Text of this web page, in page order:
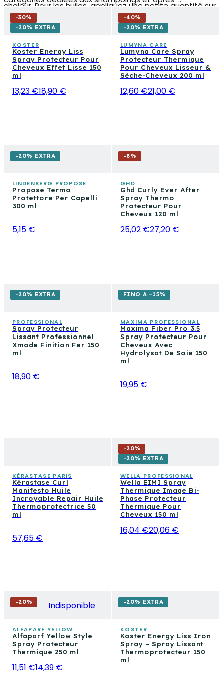
chaleur. Pour les huiles, appliquez une petite quantité sur
les longueurs, en évitant les racines pour ne pas alourdir.
shampoings pour cheveux endommagés, aux masques
restructurants et aux sérums pour les pointes pour
et arrive au coiffage. Si vous recherchez des produits
pour la définition des boucles, la section mousses et
crèmes coiffantes peut également compléter votre
routine beauté.
-30%
-20% EXTRA
KOSTER
Koster Energy Liss
Spray Protecteur Pour
Cheveux Effet Lisse 150
ml
13,23 €18,90 €
-40%
-20% EXTRA
LUMYNA CARE
Lumyna Care Spray
Protecteur Thermique
Pour Cheveux Lisseur &
Sèche-Cheveux 200 ml
12,60 €21,00 €
-20% EXTRA
LINDENBERG PROPOSE
Propose Termo
Protettore Per Capelli
300 ml
5,15 €
-8%
GHD
Ghd Curly Ever After
Spray Thermo
Protecteur Pour
Cheveux 120 ml
25,02 €27,20 €
-20% EXTRA
PROFESSIONAL
Spray Protecteur
Lissant Professionnel
Xmode Finition Fer 150
ml
18,90 €
FINO A −15%
MAXIMA PROFESSIONAL
Maxima Fiber Pro 3.5
Spray Protecteur Pour
Cheveux Avec
Hydrolysat De Soie 150
ml
19,95 €
KÉRASTASE PARIS
Kérastase Curl
Manifesto Huile
Incroyable Repair Huile
Thermoprotectrice 50
ml
57,65 €
-20%
-20% EXTRA
WELLA PROFESSIONAL
Wella EIMI Spray
Thermique Image Bi-
Phase Protecteur
Thermique Pour
Cheveux 150 ml
16,04 €20,06 €
-20% Indisponible
ALFAPARF YELLOW
Alfaparf Yellow Style
Spray Protecteur
Thermique 250 ml
11,51 €14,39 €
-20% EXTRA
KOSTER
Koster Energy Liss Iron
Spray – Spray Lissant
Thermoprotecteur 150
ml